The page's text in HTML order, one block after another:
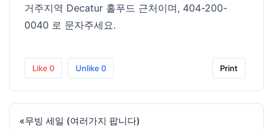
거주지역 Decatur 홀푸드 근처이며, 404-200-
0040 로 문자주세요.
Like 0 Unlike 0 Print
«무빙 세일 (여러가지 팝니다)